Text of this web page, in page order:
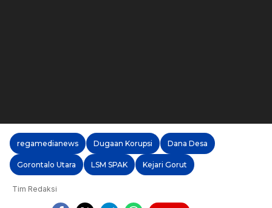
regamedianews Dugaan Korupsi Dana Desa
Gorontalo Utara LSM SPAK Kejari Gorut
Tim Redaksi